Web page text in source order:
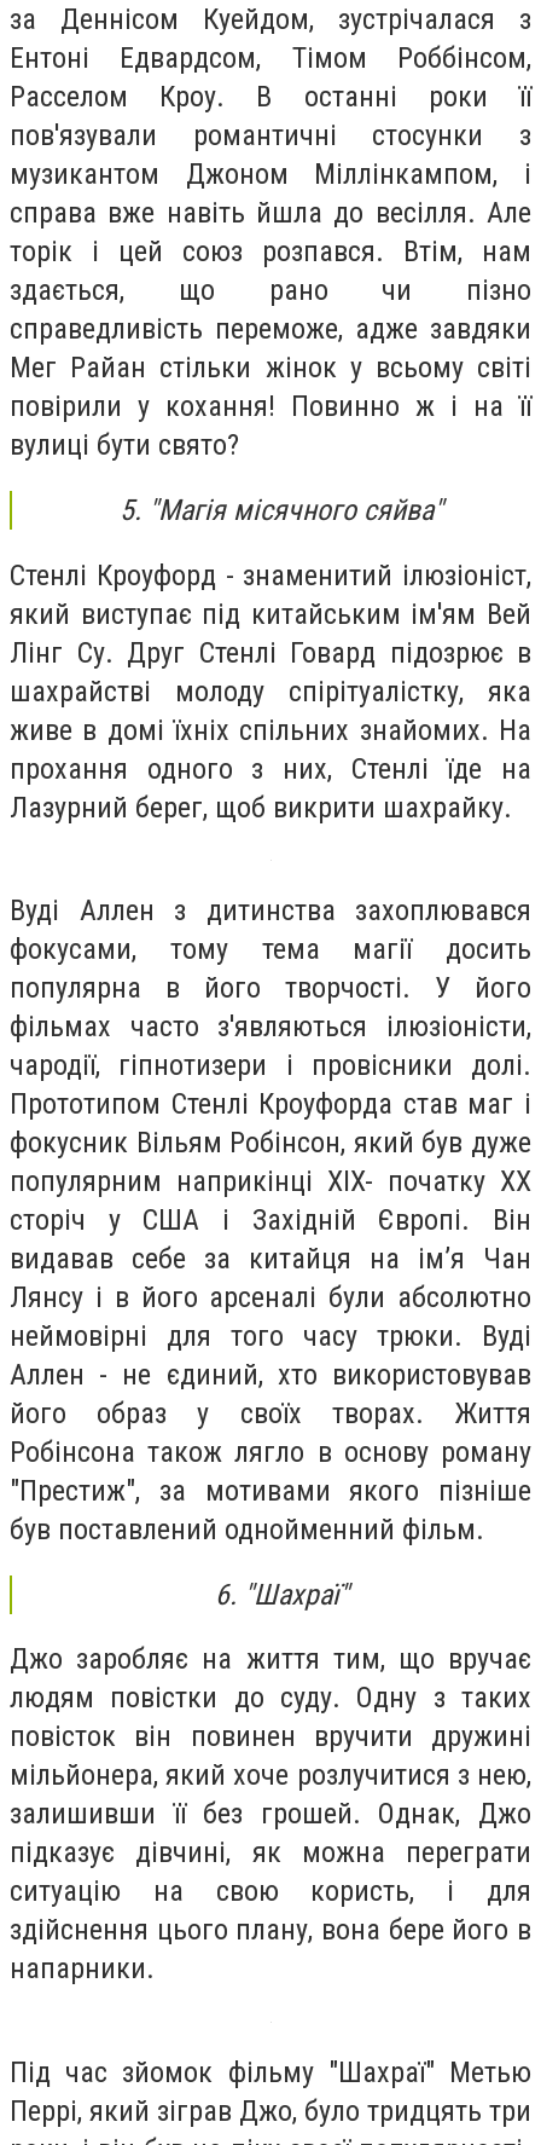
за Деннісом Куейдом, зустрічалася з
Ентоні Едвардсом, Тімом Роббінсом,
Расселом Кроу. В останні роки її
пов'язували романтичні стосунки з
музикантом Джоном Міллінкампом, і
справа вже навіть йшла до весілля. Але
торік і цей союз розпався. Втім, нам
здається, що рано чи пізно
справедливість переможе, адже завдяки
Мег Райан стільки жінок у всьому світі
повірили у кохання! Повинно ж і на її
вулиці бути свято?
5. "Магія місячного сяйва"
Стенлі Кроуфорд - знаменитий ілюзіоніст,
який виступає під китайським ім'ям Вей
Лінг Су. Друг Стенлі Говард підозрює в
шахрайстві молоду спірітуалістку, яка
живе в домі їхніх спільних знайомих. На
прохання одного з них, Стенлі їде на
Лазурний берег, щоб викрити шахрайку.
Вуді Аллен з дитинства захоплювався
фокусами, тому тема магії досить
популярна в його творчості. У його
фільмах часто з'являються ілюзіоністи,
чародії, гіпнотизери і провісники долі.
Прототипом Стенлі Кроуфорда став маг і
фокусник Вільям Робінсон, який був дуже
популярним наприкінці XIX- початку ХХ
сторіч у США і Західній Європі. Він
видавав себе за китайця на ім’я Чан
Лянсу і в його арсеналі були абсолютно
неймовірні для того часу трюки. Вуді
Аллен - не єдиний, хто використовував
його образ у своїх творах. Життя
Робінсона також лягло в основу роману
"Престиж", за мотивами якого пізніше
був поставлений однойменний фільм.
6. "Шахраї"
Джо заробляє на життя тим, що вручає
людям повістки до суду. Одну з таких
повісток він повинен вручити дружині
мільйонера, який хоче розлучитися з нею,
залишивши її без грошей. Однак, Джо
підказує дівчині, як можна переграти
ситуацію на свою користь, і для
здійснення цього плану, вона бере його в
напарники.
Під час зйомок фільму "Шахраї" Метью
Перрі, який зіграв Джо, було тридцять три